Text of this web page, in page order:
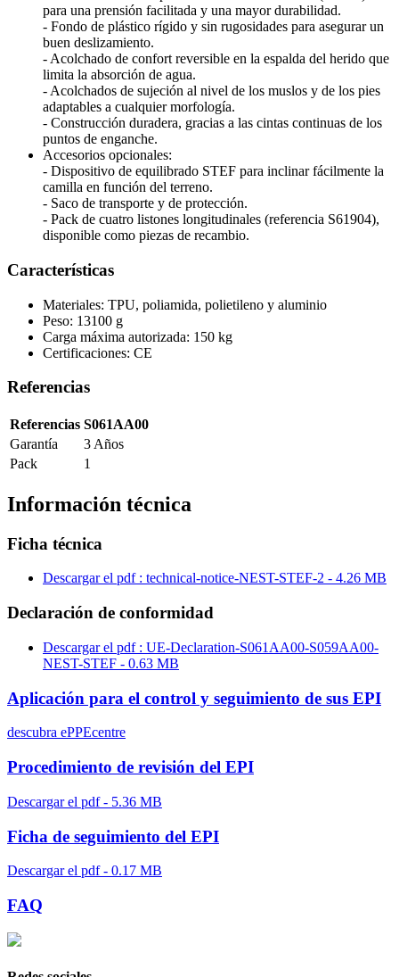
para una prensión facilitada y una mayor durabilidad.
- Fondo de plástico rígido y sin rugosidades para asegurar un
buen deslizamiento.
- Acolchado de confort reversible en la espalda del herido que
limita la absorción de agua.
- Acolchados de sujeción al nivel de los muslos y de los pies
adaptables a cualquier morfología.
- Construcción duradera, gracias a las cintas continuas de los
puntos de enganche.
Accesorios opcionales:
- Dispositivo de equilibrado STEF para inclinar fácilmente la
camilla en función del terreno.
- Saco de transporte y de protección.
- Pack de cuatro listones longitudinales (referencia S61904),
disponible como piezas de recambio.
Características
Materiales: TPU, poliamida, polietileno y aluminio
Peso: 13100 g
Carga máxima autorizada: 150 kg
Certificaciones: CE
Referencias
Referencias S061AA00
Garantía
3 Años
Pack
1
Información técnica
Ficha técnica
Descargar el pdf : technical-notice-NEST-STEF-2 - 4.26 MB
Declaración de conformidad
Descargar el pdf : UE-Declaration-S061AA00-S059AA00-
NEST-STEF - 0.63 MB
Aplicación para el control y seguimiento de sus EPI
descubra ePPEcentre
Procedimiento de revisión del EPI
Descargar el pdf - 5.36 MB
Ficha de seguimiento del EPI
Descargar el pdf - 0.17 MB
FAQ